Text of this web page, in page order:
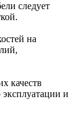
следует
на
качеств
и